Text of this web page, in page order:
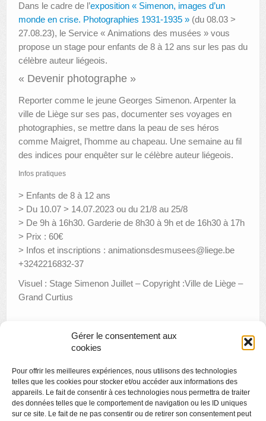
Gérer le consentement aux
cookies
Pour offrir les meilleures expériences, nous utilisons des technologies
telles que les cookies pour stocker et/ou accéder aux informations des
appareils. Le fait de consentir à ces technologies nous permettra de traiter
des données telles que le comportement de navigation ou les ID uniques
sur ce site. Le fait de ne pas consentir ou de retirer son consentement peut
LE PORTAIL DES COLLECTIONS
Dans le cadre de l’exposition « Simenon, images d’un
monde en crise. Photographies 1931-1935 » (du 08.03 >
27.08.23), le Service « Animations des musées » vous
propose un stage pour enfants de 8 à 12 ans sur les pas du
célèbre auteur liégeois.
« Devenir photographe »
Reporter comme le jeune Georges Simenon. Arpenter la
ville de Liège sur ses pas, documenter ses voyages en
photographies, se mettre dans la peau de ses héros
comme Maigret, l’homme au chapeau. Une semaine au fil
des indices pour enquêter sur le célèbre auteur liégeois.
Infos pratiques
> Enfants de 8 à 12 ans
> Du 10.07 > 14.07.2023 ou du 21/8 au 25/8
> De 9h à 16h30. Garderie de 8h30 à 9h et de 16h30 à 17h
> Prix : 60€
> Infos et inscriptions : animationsdesmusees@liege.be
+3242216832-37
Visuel : Stage Simenon Juillet – Copyright :Ville de Liège –
Grand Curtius
Appel à candidature pour le Prix de la Création liégeoise
Initiation au Pilates dans l’expo Private Views